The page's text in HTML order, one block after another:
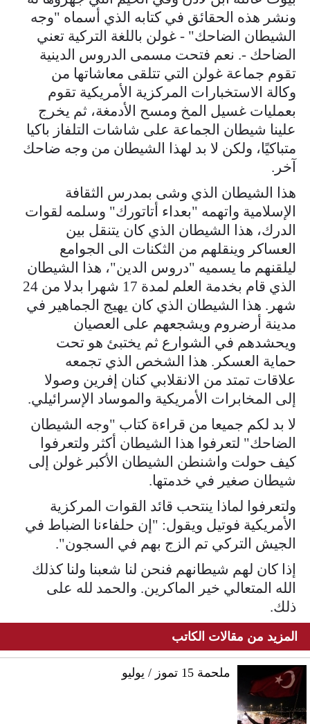
ونشر هذه الحقائق في كتابه الذي أسماه "وجه
الشيطان الضاحك" - غولن باللغة التركية تعني
الضاحك -. نعم فتحت مسمى الدروس الدينية
تقوم جماعة غولن التي تتلقى معاشاتها من
وكالة الاستخبارات المركزية الأمريكية تقوم
بعمليات غسيل المخ ومسح الأدمغة، ثم يخرج
علينا شيطان الجماعة على شاشات التلفاز باكيا
متباكيًا، ولكن لا بد لهذا الشيطان من وجه ضاحك
آخر.
هذا الشيطان الذي وشى بمدرس الثقافة
الإسلامية واتهمه "بعداء أتاتورك" وسلمه لقوات
الدرك، هذا الشيطان الذي كان يتنقل بين
العساكر وينقلهم من الثكنات الى الجوامع
ليلقنهم ما يسميه "دروس الدين"، هذا الشيطان
الذي قام بخدمة العلم لمدة 17 شهرا بدلا من 24
شهر. هذا الشيطان الذي كان يهيج الجماهير في
مدينة أرضروم ويشجعهم على العصيان
ويحشدهم في الشوارع ثم يختبئ هو تحت
حماية العسكر. هذا الشخص الذي تجمعه
علاقات تمتد من الانقلابي كنان إفرين وصولا
إلى المخابرات الأمريكية والموساد الإسرائيلي.
لا بد لكم جميعا من قراءة كتاب "وجه الشيطان
الضاحك" لتعرفوا هذا الشيطان أكثر ولتعرفوا
كيف حولت واشنطن الشيطان الأكبر غولن إلى
شيطان صغير في خدمتها.
ولتعرفوا لماذا ينتحب قائد القوات المركزية
الأمريكية فوتيل ويقول: "إن حلفاءنا الضباط في
الجيش التركي تم الزج بهم في السجون".
إذا كان لهم شيطانهم فنحن لنا شعبنا ولنا كذلك
الله المتعالي خير الماكرين. والحمد لله على
ذلك.
المزيد من مقالات الكاتب
ملحمة 15 تموز / يوليو